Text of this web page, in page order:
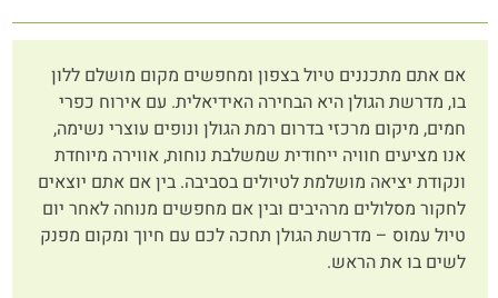
אם אתם מתכננים טיול בצפון ומחפשים מקום מושלם ללון
בו, מדרשת הגולן היא הבחירה האידיאלית. עם אירוח כפרי
חמים, מיקום מרכזי בדרום רמת הגולן ונופים עוצרי נשימה,
אנו מציעים חוויה ייחודית שמשלבת נוחות, אווירה מיוחדת
ונקודת יציאה מושלמת לטיולים בסביבה. בין אם אתם יוצאים
לחקור מסלולים מרהיבים ובין אם מחפשים מנוחה לאחר יום
טיול עמוס – מדרשת הגולן תחכה לכם עם חיוך ומקום מפנק
לשים בו את הראש.